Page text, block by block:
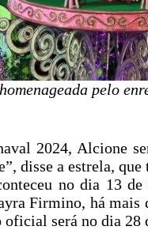
pelo
2024, Alcione
disse a estrela,
no dia 13
Firmino, há mais
oficial será no dia 28